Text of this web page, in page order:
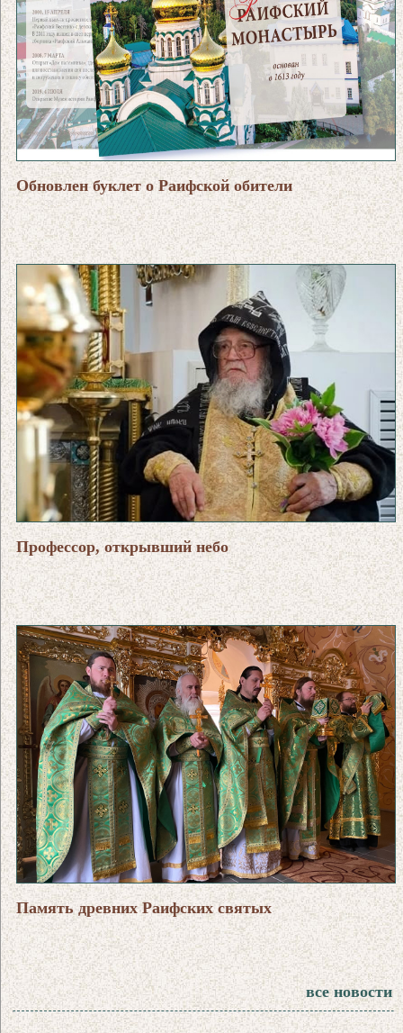
Обновлен буклет о Раифской обители
Профессор, открывший небо
Память древних Раифских святых
все новости